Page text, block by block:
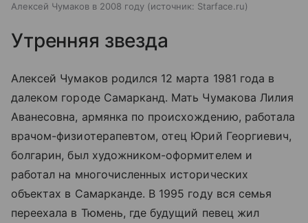
Алексей Чумаков в 2008 году источник: Starface.ru
Утренняя звезда
Алексей Чумаков родился 12 марта 1981 года в
далеком городе Самарканд. Мать Чумакова Лилия
Аванесовна, армянка по происхождению, работала
врачом-физиотерапевтом, отец Юрий Георгиевич,
болгарин, был художником-оформителем и
работал на многочисленных исторических
объектах в Самарканде. В 1995 году вся семья
переехала в Тюмень, где будущий певец жил